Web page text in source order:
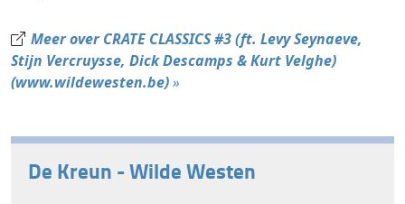
Meer over CRATE CLASSICS #3 (ft. Levy Seynaeve,
Stijn Vercruysse, Dick Descamps & Kurt Velghe)
(www.wildewesten.be)»
De Kreun - Wilde Westen